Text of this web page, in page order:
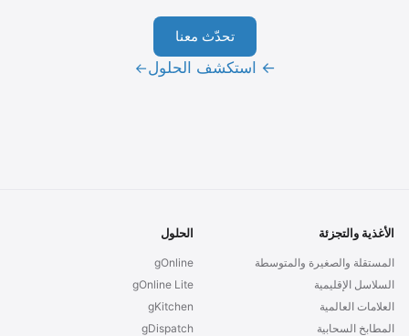
تحدّث معنا
← استكشف الحلول→
الأغذية والتجزئة
المستقلة والصغيرة والمتوسطة
السلاسل الإقليمية
العلامات العالمية
المطابخ السحابية
الحلول
gOnline
gOnline Lite
gKitchen
gDispatch